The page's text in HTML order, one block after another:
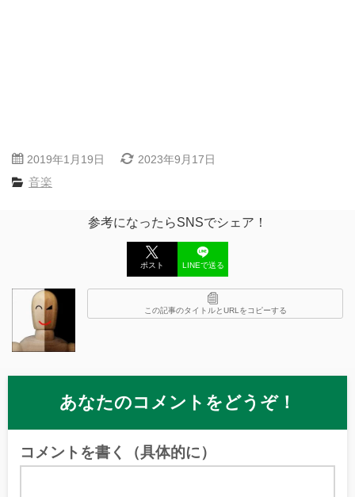
2019年1月19日 2023年9月17日
音楽
参考になったらSNSでシェア！
ポスト LINEで送る
この記事のタイトルとURLをコピーする
あなたのコメントをどうぞ！
コメントを書く（具体的に）